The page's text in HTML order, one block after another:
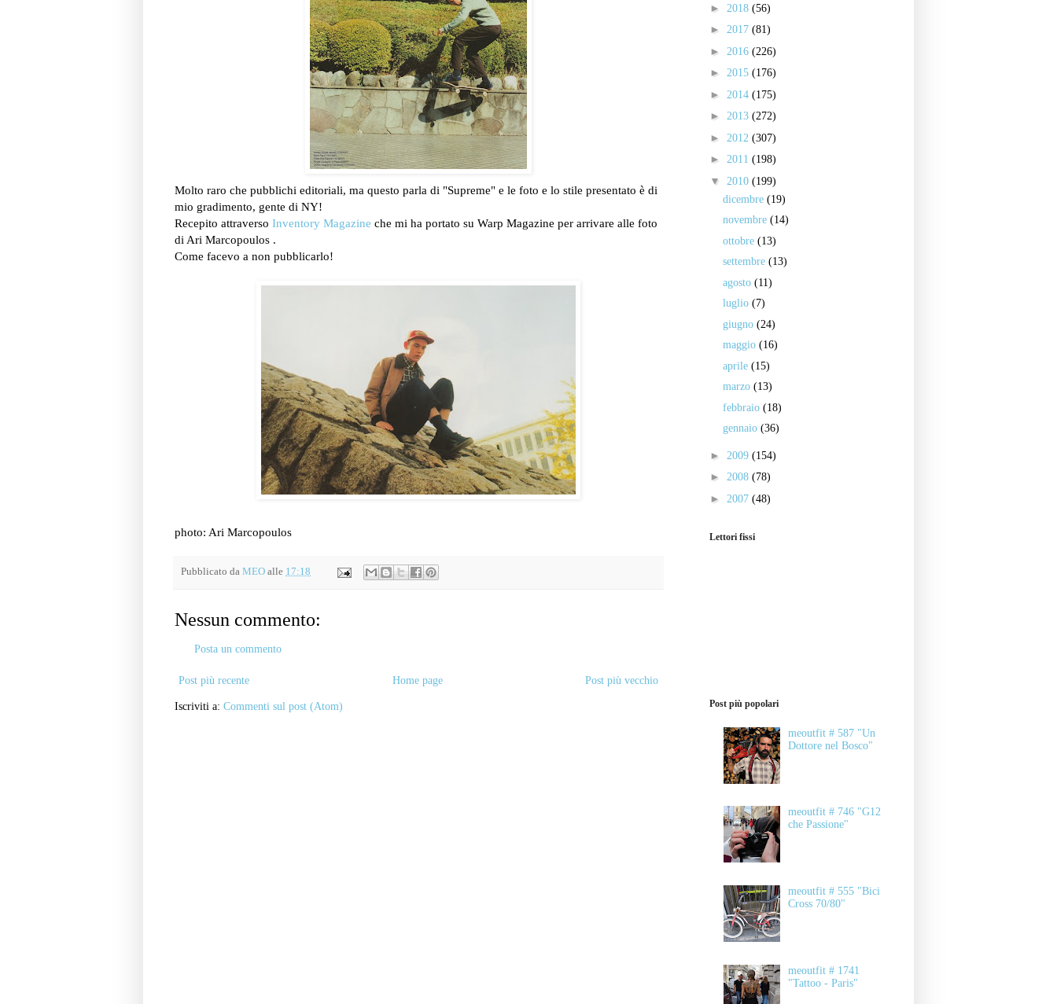
Molto raro che pubblichi editoriali, ma questo parla di "Supreme" e le foto e lo stile presentato è di
mio gradimento, gente di NY!
Recepito attraverso Inventory Magazine che mi ha portato su Warp Magazine per arrivare alle foto
di Ari Marcopoulos .
Come facevo a non pubblicarlo!
photo: Ari Marcopoulos
Pubblicato da MEO alle 17:18
Nessun commento:
Posta un commento
Post più recente Post più vecchio
Home page
Iscriviti a: Commenti sul post (Atom)
► 2018 (56)
► 2017 (81)
► 2016 (226)
► 2015 (176)
► 2014 (175)
► 2013 (272)
► 2012 (307)
► 2011 (198)
▼ 2010 (199)
dicembre (19)
novembre (14)
ottobre (13)
settembre (13)
agosto (11)
luglio (7)
giugno (24)
maggio (16)
aprile (15)
marzo (13)
febbraio (18)
gennaio (36)
► 2009 (154)
► 2008 (78)
► 2007 (48)
Lettori fissi
Post più popolari
meoutfit # 587 "Un
Dottore nel Bosco"
meoutfit # 746 "G12
che Passione"
meoutfit # 555 "Bici
Cross 70/80"
meoutfit # 1741
"Tattoo - Paris"